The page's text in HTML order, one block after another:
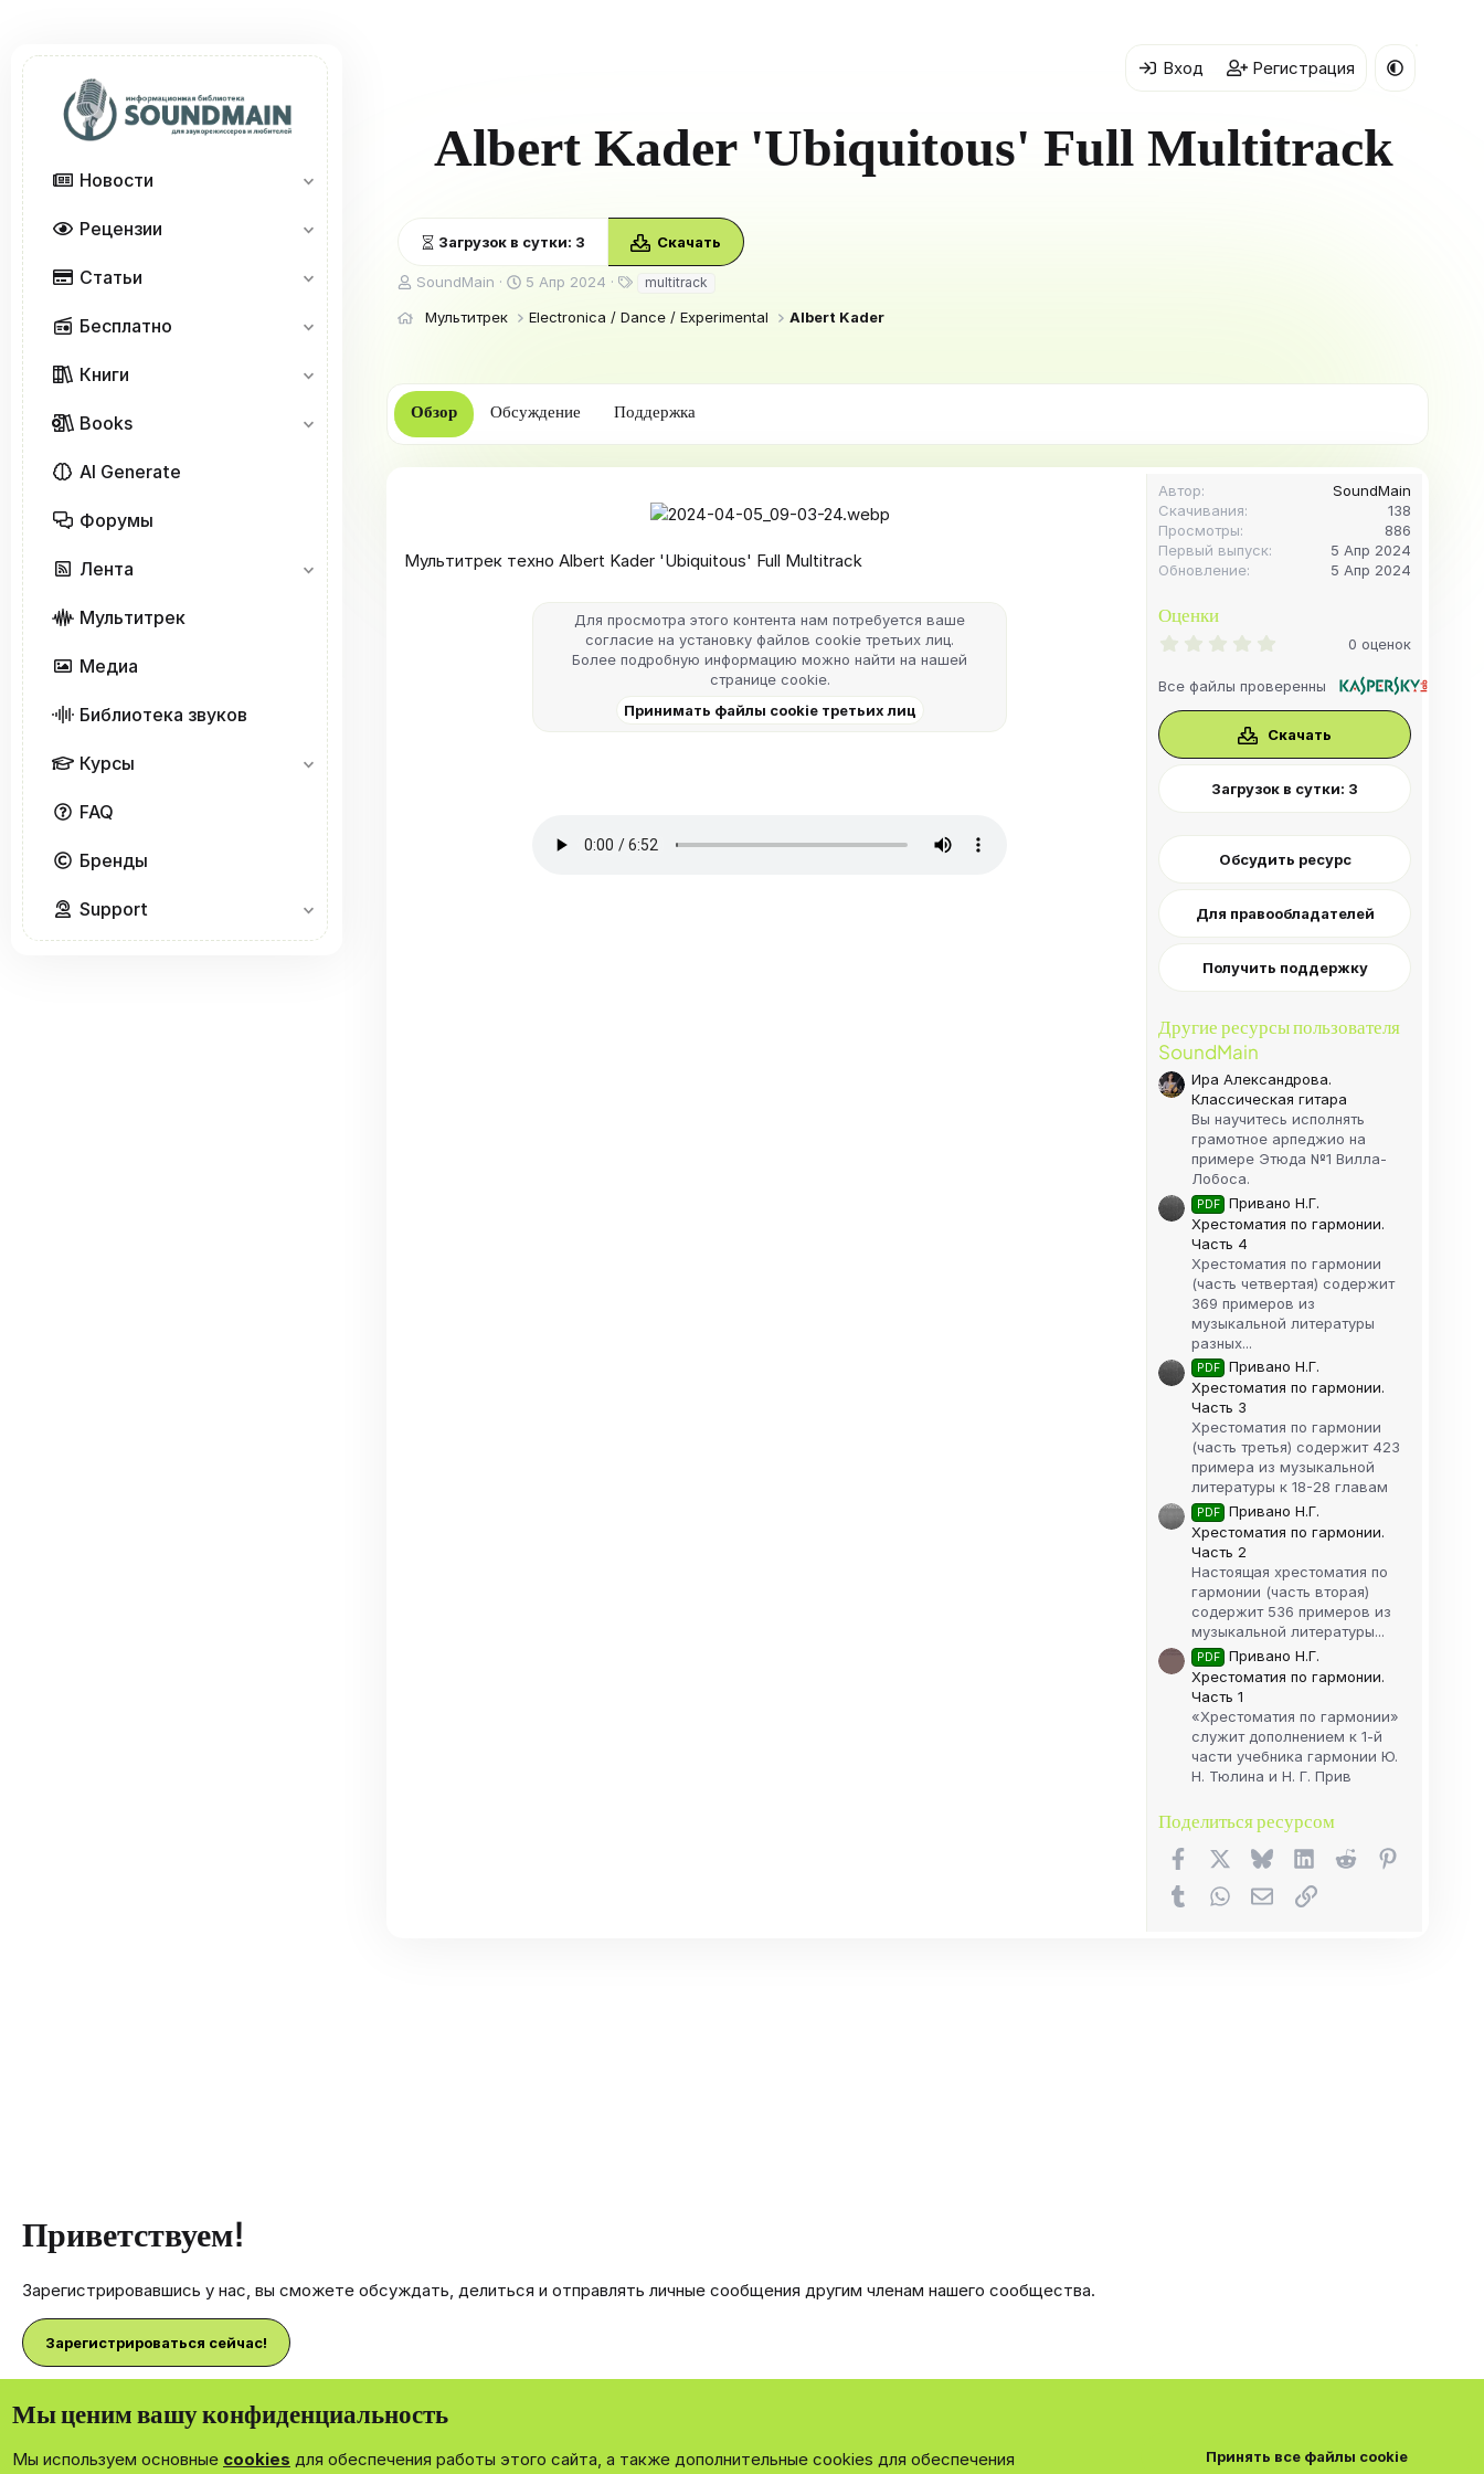
Новости
Рецензии
Статьи
Бесплатно
Книги
Books
AI Generate
Форумы
Лента
Мультитрек
Медиа
Библиотека звуков
Курсы
FAQ
Бренды
Support
Вход Регистрация
Albert Kader 'Ubiquitous' Full Multitrack
Загрузок в сутки: 3 Скачать
А
SoundMain
Д
т
о
д
а
5 Апр 2024
г
multitrack
Мультитрек Electronica / Dance / Experimental Albert Kader
Обзор Обсуждение Поддержка
Мультитрек техно Albert Kader 'Ubiquitous' Full Multitrack
Для просмотра этого контента нам потребуется ваше
согласие на установку файлов cookie третьих лиц.
Более подробную информацию можно найти на нашей
странице cookie.
Принимать файлы cookie третьих лиц
Автор
SoundMain
Скачивания
138
Просмотры
886
Первый выпуск
5 Апр 2024
Обновление
5 Апр 2024
Оценки
0
з
ё
з
0 оценок
Все файлы проверенны
Скачать
Загрузок в сутки: 3
Обсудить ресурс
Для правообладателей
Получить поддержку
Другие ресурсы пользователя
SoundMain
Ира Александрова.
Классическая гитара
Вы научитесь исполнять
грамотное арпеджио на
примере Этюда №1 Вилла-
Лобоса.
PDF
Привано Н.Г.
Хрестоматия по гармонии.
Часть 4
Хрестоматия по гармонии
(часть четвертая) содержит
369 примеров из
музыкальной литературы
разных...
PDF
Привано Н.Г.
Хрестоматия по гармонии.
Часть 3
Хрестоматия по гармонии
(часть третья) содержит 423
примера из музыкальной
литературы к 18-28 главам
PDF
Привано Н.Г.
Хрестоматия по гармонии.
Часть 2
Настоящая хрестоматия по
гармонии (часть вторая)
содержит 536 примеров из
музыкальной литературы...
PDF
Привано Н.Г.
Хрестоматия по гармонии.
Часть 1
«Хрестоматия по гармонии»
служит дополнением к 1-й
части учебника гармонии Ю.
Н. Тюлина и Н. Г. Прив
Поделиться ресурсом
FacebookX (Twitter)
BlueskyLinkedInReddit
TumblrWhatsAppЭлектронная почта
Ссылка
Приветствуем!
Зарегистрировавшись у нас, вы сможете обсуждать, делиться и отправлять личные сообщения другим членам нашего сообщества.
Зарегистрироваться сейчас!
®
Мы ценим вашу конфиденциальность
Мы используем основные cookies для обеспечения работы этого сайта, а также дополнительные cookies для обеспечения
Принять все файлы cookie